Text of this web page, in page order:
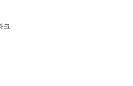
크